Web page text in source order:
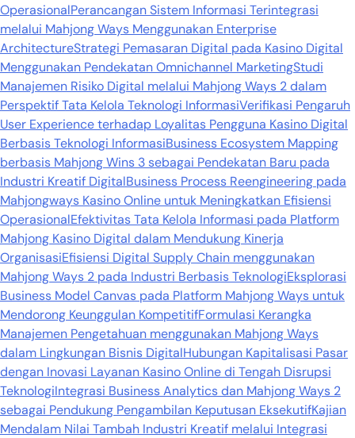
OperasionalPerancangan Sistem Informasi Terintegrasi
melalui Mahjong Ways Menggunakan Enterprise
ArchitectureStrategi Pemasaran Digital pada Kasino Digital
Menggunakan Pendekatan Omnichannel MarketingStudi
Manajemen Risiko Digital melalui Mahjong Ways 2 dalam
Perspektif Tata Kelola Teknologi InformasiVerifikasi Pengaruh
User Experience terhadap Loyalitas Pengguna Kasino Digital
Berbasis Teknologi InformasiBusiness Ecosystem Mapping
berbasis Mahjong Wins 3 sebagai Pendekatan Baru pada
Industri Kreatif DigitalBusiness Process Reengineering pada
Mahjongways Kasino Online untuk Meningkatkan Efisiensi
OperasionalEfektivitas Tata Kelola Informasi pada Platform
Mahjong Kasino Digital dalam Mendukung Kinerja
OrganisasiEfisiensi Digital Supply Chain menggunakan
Mahjong Ways 2 pada Industri Berbasis TeknologiEksplorasi
Business Model Canvas pada Platform Mahjong Ways untuk
Mendorong Keunggulan KompetitifFormulasi Kerangka
Manajemen Pengetahuan menggunakan Mahjong Ways
dalam Lingkungan Bisnis DigitalHubungan Kapitalisasi Pasar
dengan Inovasi Layanan Kasino Online di Tengah Disrupsi
TeknologiIntegrasi Business Analytics dan Mahjong Ways 2
sebagai Pendukung Pengambilan Keputusan EksekutifKajian
Mendalam Nilai Tambah Industri Kreatif melalui Integrasi